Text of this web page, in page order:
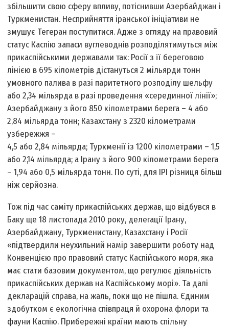
збільшити свою сферу впливу, потіснивши Азербайджан і
Туркменистан. Несприйняття іранської ініціативи не
змушує Тегеран поступитися. Адже з огляду на правовий
статус Каспію запаси вуглеводнів розподілятимуться між
прикаспійськими державами так: Росії з її береговою
лінією в 695 кілометрів дістануться 2 мільярди тонн
умовного палива в разі паритетного розподілу шельфу
або 2,34 мільярда в разі проведення «серединної лінії»;
Азербайджану з його 850 кілометрами берега – 4 або
2,84 мільярда тонн; Казахстану з 2320 кілометрами
узбережжя –
4,5 або 2,84 мільярда; Туркменії із 1200 кілометрами – 1,5
або 2,14 мільярда; а Ірану з його 900 кілометрами берега
– 1,94 або 0,5 мільярда тонн. По суті, для ІРІ різниця більш
ніж серйозна.
Тож під час саміту прикаспійських держав, що відбувся в
Баку ще 18 листопада 2010 року, делегації Ірану,
Азербайджану, Туркменистану, Казахстану і Росії
«підтвердили неухильний намір завершити роботу над
Конвенцією про правовий статус Каспійського моря, яка
має стати базовим документом, що регулює діяльність
прикаспійських держав на Каспійському морі». Та далі
декларацій справа, на жаль, поки що не пішла. Єдиним
здобутком є екологічна співпраця й охорона флори та
фауни Каспію. Прибережні країни мають спільну